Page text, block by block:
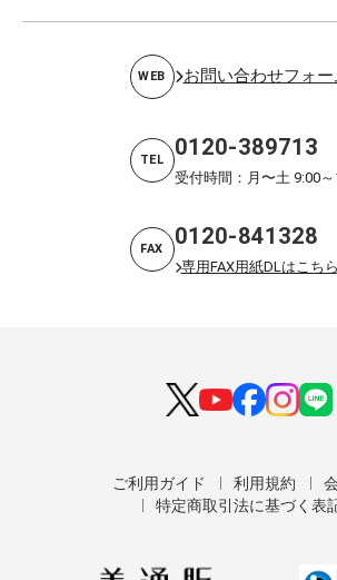
WEB お問い合わせフォー
TEL 0120-389713
受付時間：月〜土 9:00～
FAX 0120-841328
専用FAX用紙DLはこちら
ご利用ガイド 利用規約
特定商取引法に基づく表